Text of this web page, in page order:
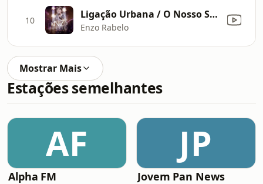
10 Ligação Urbana / O Nosso Santo Bateu / Dona Maria
Enzo Rabelo
Mostrar Mais
Estações semelhantes
AF
Alpha FM
JP
Jovem Pan News